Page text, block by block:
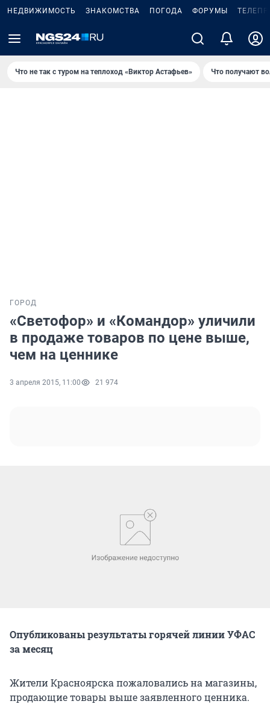
НЕДВИЖИМОСТЬ ЗНАКОМСТВА ПОГОДА ФОРУМЫ
Что не так с туром на теплоход «Виктор Астафьев» Что получают
ГОРОД
«Светофор» и «Командор» уличили
в продаже товаров по цене выше,
чем на ценнике
3 апреля 2015, 11:00 21 974
Опубликованы результаты горячей линии УФАС
за месяц
Жители Красноярска пожаловались на магазины,
продающие товары выше заявленного ценника.